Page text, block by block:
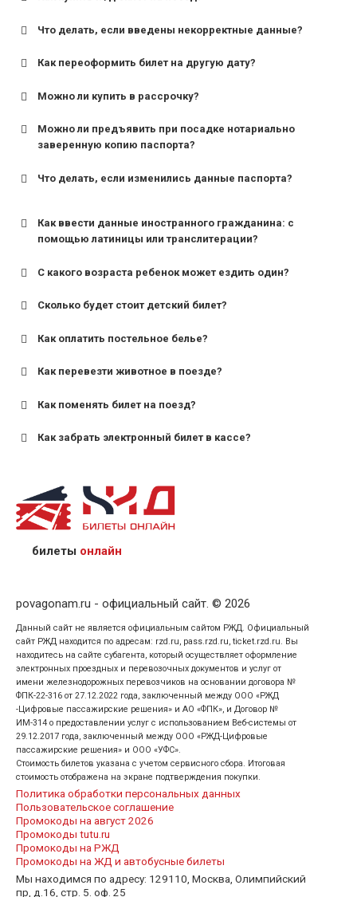
Что делать, если введены некорректные данные?
Как переоформить билет на другую дату?
Можно ли купить в рассрочку?
Можно ли предъявить при посадке нотариально
заверенную копию паспорта?
Что делать, если изменились данные паспорта?
Как ввести данные иностранного гражданина: с
помощью латиницы или транслитерации?
С какого возраста ребенок может ездить один?
для поездов дальнего следования — от 10 лет и
для пригородных поездов — от 7 лет.
Сколько будет стоит детский билет?
Как оплатить постельное белье?
Как перевезти животное в поезде?
Как поменять билет на поезд?
Как забрать электронный билет в кассе?
назвав кассиру 14-значный номер заказа;
предъявив удостоверение личности пассажира, на
кого оформлен билет.
билеты онлайн
povagonam.ru - официальный сайт. © 2026
Данный сайт не является официальным сайтом РЖД. Официальный
сайт РЖД находится по адресам: rzd.ru, pass.rzd.ru, ticket.rzd.ru. Вы
находитесь на сайте субагента, который осуществляет оформление
электронных проездных и перевозочных документов и услуг от
имени железнодорожных перевозчиков на основании договора №
ФПК-22-316 от 27.12.2022 года, заключенный между ООО «РЖД
-Цифровые пассажирские решения» и АО «ФПК», и Договор №
ИМ-314 о предоставлении услуг с использованием Веб-системы от
29.12.2017 года, заключенный между ООО «РЖД-Цифровые
пассажирские решения» и ООО «УФС».
Стоимость билетов указана с учетом сервисного сбора. Итоговая
стоимость отображена на экране подтверждения покупки.
Политика обработки персональных данных
Пользовательское соглашение
Промокоды на август 2026
Промокоды tutu.ru
Промокоды на РЖД
Промокоды на ЖД и автобусные билеты
Мы находимся по адресу: 129110, Москва, Олимпийский
пр, д.16, стр. 5. оф. 25